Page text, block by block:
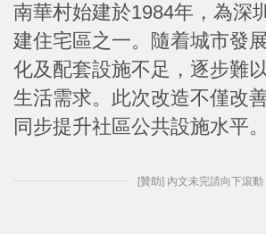
南華村始建於1984年，為深
建住宅區之一。隨着城市發
化及配套設施不足，逐步難
生活需求。此次改造不僅改
同步提升社區公共設施水平。
[贊助] 內文未完請向下滾動